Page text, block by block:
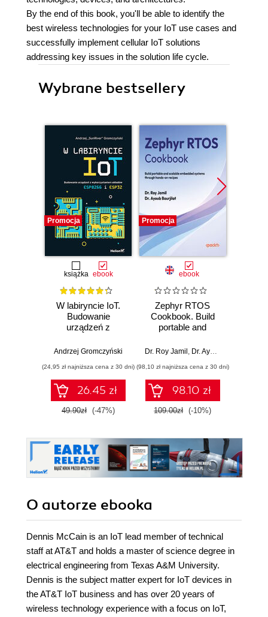
By the end of this book, you'll be able to identify the
best wireless technologies for your IoT use cases and
successfully implement cellular IoT solutions
addressing key issues in the solution life cycle.
Wybrane bestsellery
Promocja
książka ebook
W labiryncie IoT.
Budowanie
urządzeń z
układów ESP8266 i
Andrzej Gromczyński
(24,95 zł najniższa cena z 30 dni)
26.45 zł
49.90zł (-47%)
Promocja
ebook
Zephyr RTOS
Cookbook. Build
portable and
systems through
Dr. Roy Jamil , Dr. Ayoub Bourjilat
(98,10 zł najniższa cena z 30 dni)
98.10 zł
109.00zł (-10%)
O autorze ebooka
Dennis McCain is an IoT lead member of technical
staff at AT&T and holds a master of science degree in
electrical engineering from Texas A&M University.
Dennis is the subject matter expert for IoT devices in
the AT&T IoT business and has over 20 years of
wireless technology experience with a focus on IoT,